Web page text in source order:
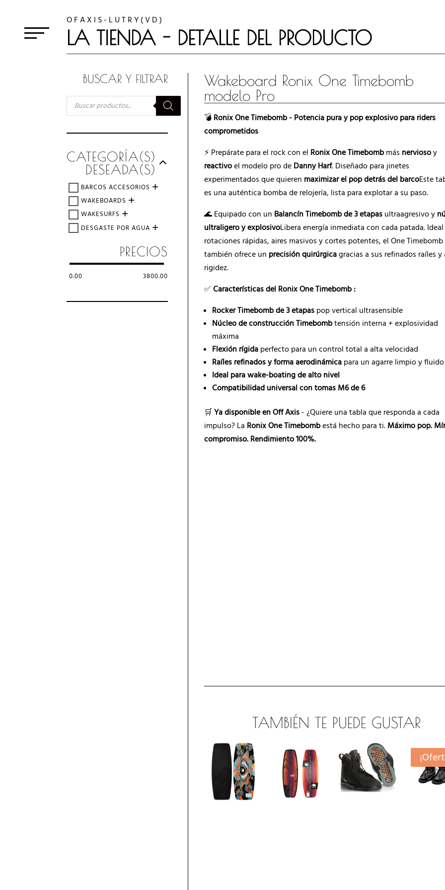
O F A X I S - L U T R Y ( V D )
LA TIENDA - DETALLE DEL PRODUCTO
BUSCAR Y FILTRAR
BÚSQUEDA
DE
PRODUCTOS
CATEGORÍA(S)
DESEADA(S)
BARCOS ACCESORIOS
WAKEBOARDS
WAKESURFS
DESGASTE POR AGUA
PRECIOS
0.00 3800.00
Wakeboard Ronix One Timebomb
modelo Pro
💣 Ronix One Timebomb - Potencia pura y pop explosivo para riders
comprometidos
⚡ Prepárate para el rock con el Ronix One Timebomb más nerviosoy
reactivoel modelo pro de Danny Harf. Diseñado para jinetes
experimentados que quieren maximizar el pop detrás del barcoEste
es una auténtica bomba de relojería, lista para explotar a su paso.
🌊 Equipado con un Balancín Timebomb de 3 etapas ultraagresivo y
ultraligero y explosivoLibera energía inmediata con cada patada.
rotaciones rápidas, aires masivos y cortes potentes, el One Timebomb
también ofrece un precisión quirúrgicagracias a sus refinados raíles y
rigidez.
✅Características del Ronix One Timebomb :
Rocker Timebomb de 3 etapas pop vertical ultrasensible
Núcleo de construcción Timebombtensión interna + explosividad
máxima
Flexión rígida perfecto para un control total a alta velocidad
Raíles refinados y forma aerodinámica para un agarre limpio y fluido
Ideal para wake-boating de alto nivel
Compatibilidad universal con tomas M6 de 6
🛒Ya disponible en Off Axis - ¿Quiere una tabla que responda a cada
impulso? La Ronix One Timebombestá hecho para ti. Máximo pop.
compromiso. Rendimiento 100%.
TAMBIÉN TE PUEDE GUSTAR